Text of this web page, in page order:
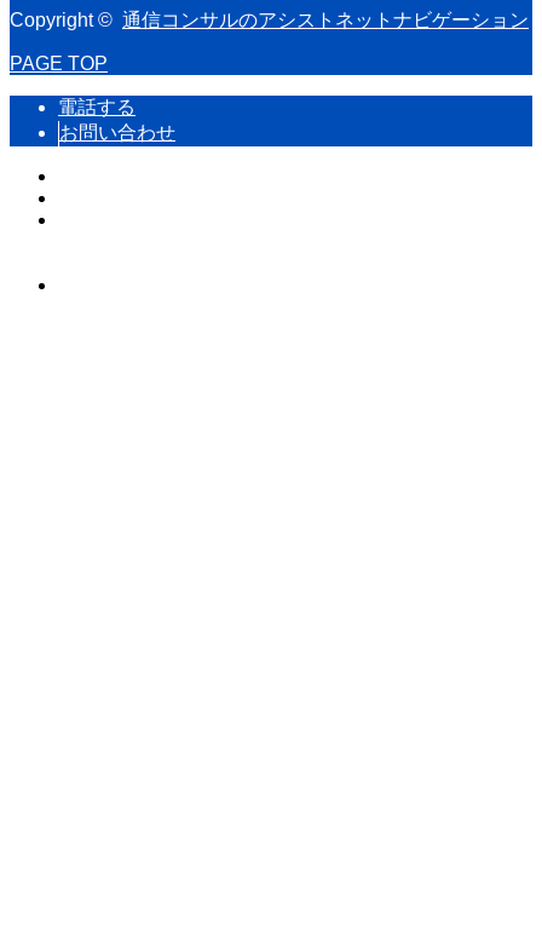
Copyright © 通信コンサルのアシストネットナビゲーション
PAGE TOP
電話する
お問い合わせ